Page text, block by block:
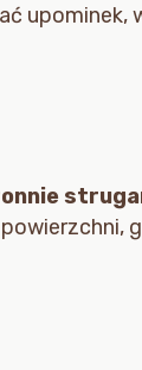
upominek,